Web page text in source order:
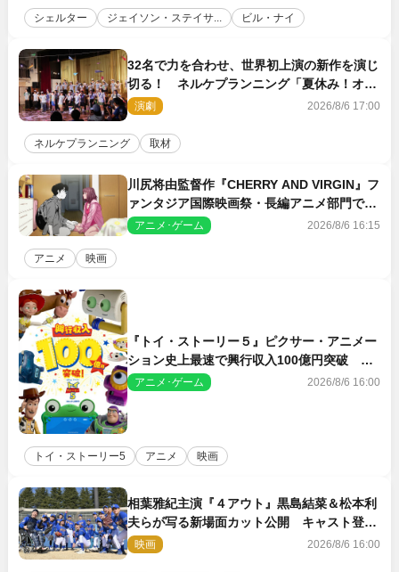
シェルター ジェイソン・ステイサ... ビル・ナイ
32名で力を合わせ、世界初上演の新作を演じ
切る！ ネルケプランニング「夏休み！オ
ン・ワークショップ2026」レポート【最終
日】
演劇 2026/8/6 17:00
ネルケプランニング 取材
川尻将由監督作『CHERRY AND VIRGIN』フ
ァンタジア国際映画祭・長編アニメ部門で観
客賞・金賞受賞！
アニメ･ゲーム 2026/8/6 16:15
アニメ 映画
『トイ・ストーリー５』ピクサー・アニメー
ション史上最速で興行収入100億円突破 シ
リーズNo.1興収が目前
アニメ･ゲーム 2026/8/6 16:00
トイ・ストーリー5 アニメ 映画
相葉雅紀主演『４アウト』黒島結菜＆松本利
夫らが写る新場面カット公開 キャスト登壇
イベントも決定
映画 2026/8/6 16:00